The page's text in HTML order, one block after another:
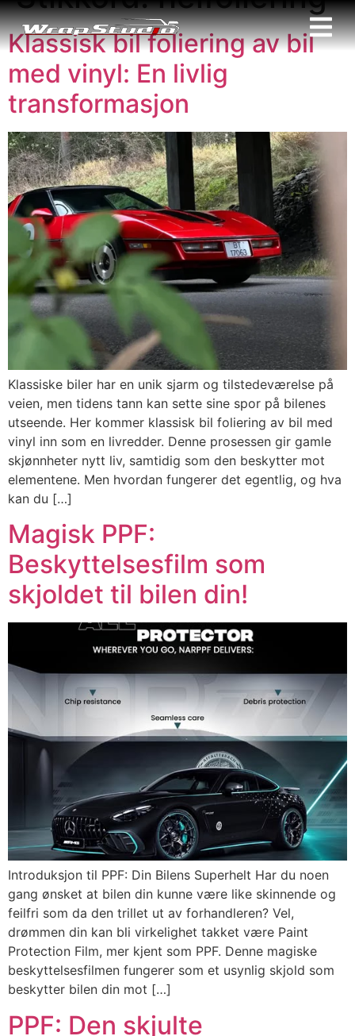
Klassisk bil foliering av bil
med vinyl: En livlig
transformasjon
Klassiske biler har en unik sjarm og tilstedeværelse på
veien, men tidens tann kan sette sine spor på bilenes
utseende. Her kommer klassisk bil foliering av bil med
vinyl inn som en livredder. Denne prosessen gir gamle
skjønnheter nytt liv, samtidig som den beskytter mot
elementene. Men hvordan fungerer det egentlig, og hva
kan du […]
Magisk PPF:
Beskyttelsesfilm som
skjoldet til bilen din!
Introduksjon til PPF: Din Bilens Superhelt Har du noen
gang ønsket at bilen din kunne være like skinnende og
feilfri som da den trillet ut av forhandleren? Vel,
drømmen din kan bli virkelighet takket være Paint
Protection Film, mer kjent som PPF. Denne magiske
beskyttelsesfilmen fungerer som et usynlig skjold som
beskytter bilen din mot […]
PPF: Den skjulte